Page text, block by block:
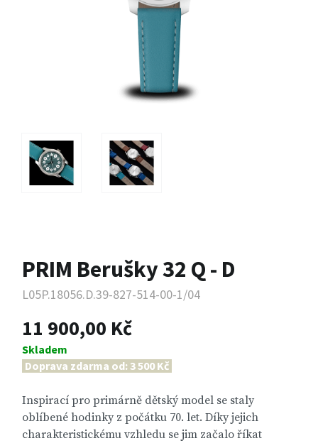
PRIM Berušky 32 Q - D
L05P.18056.D.39-827-514-00-1/04
11 900,00 Kč
Skladem
Doprava zdarma od: 3 500 Kč
Inspirací pro primárně dětský model se staly
oblíbené hodinky z počátku 70. let. Díky jejich
charakteristickému vzhledu se jim začalo říkat